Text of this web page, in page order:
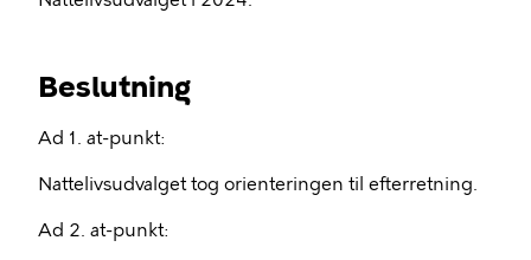
Beslutning
Ad 1. at-punkt:
Nattelivsudvalget tog orienteringen til efterretning.
Ad 2. at-punkt: